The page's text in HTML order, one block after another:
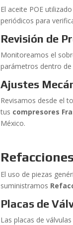
El aceite POE
periódicos para
Revisión de
Monitoreamos el
parámetros dentro
Ajustes
Revisamos desde el
tus compresores
México.
El uso de piezas
suministramos
Placas de
Las placas de